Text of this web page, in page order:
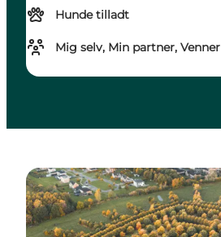
Hunde tilladt
Mig selv, Min partner, Venner